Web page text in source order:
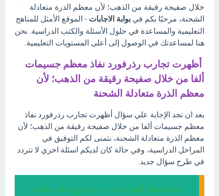
خلال صفيحة رقيقة من الذهب؛ لأن معظم الذرة متعادلة
الشحنة، مرحبًا بكم في بوابة الاجابات - الموقع الأمثل للمناهج
التعليمية والمساعدة في حلول الأسئلة والكتب الدراسية. نحن
هنا لمساعدتك في الوصول إلى أعلى المستويات التعليمية.
أظهرت تجارب رذرفورد نفاذ معظم جسيمات
ألفا من خلال صفيحة رقيقة من الذهب؛ لأن
معظم الذرة متعادلة الشحنة
بعد ان تجد الإجابة علي سؤال أظهرت تجارب رذرفورد نفاذ
معظم جسيمات ألفا من خلال صفيحة رقيقة من الذهب؛ لأن
معظم الذرة متعادلة الشحنة، نتمنى لكم التوفيق في
المراحل الدراسية، وفي حالة كان لديكم اسئلة اخري لا تتردد
في طرح سؤال جديد.
إجابة سؤال أظهرت تجارب رذرفورد نفاذ معظم